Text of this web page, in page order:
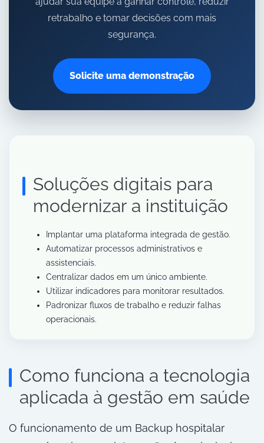
retrabalho e tomar decisões com mais
segurança.
Solicite uma demonstração
Soluções digitais para
modernizar a instituição
Implantar uma plataforma integrada de gestão.
Automatizar processos administrativos e
assistenciais.
Centralizar dados em um único ambiente.
Utilizar indicadores para monitorar resultados.
Padronizar fluxos de trabalho e reduzir falhas
operacionais.
Como funciona a tecnologia
aplicada à gestão em saúde
O funcionamento de um Backup hospitalar